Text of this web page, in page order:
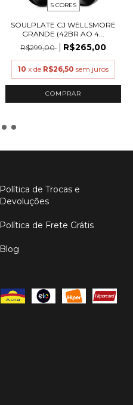
5 CORES
SOULPLATE CJ WELLSMORE
GRANDE (42BR AO 4...
R$299,00
R$265,00
10 x de R$26,50 sem juros
COMPRAR
Política de Trocas e
Devoluções
Política de Frete Grátis
Blog